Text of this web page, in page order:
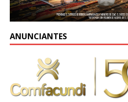
ANUNCIANTES